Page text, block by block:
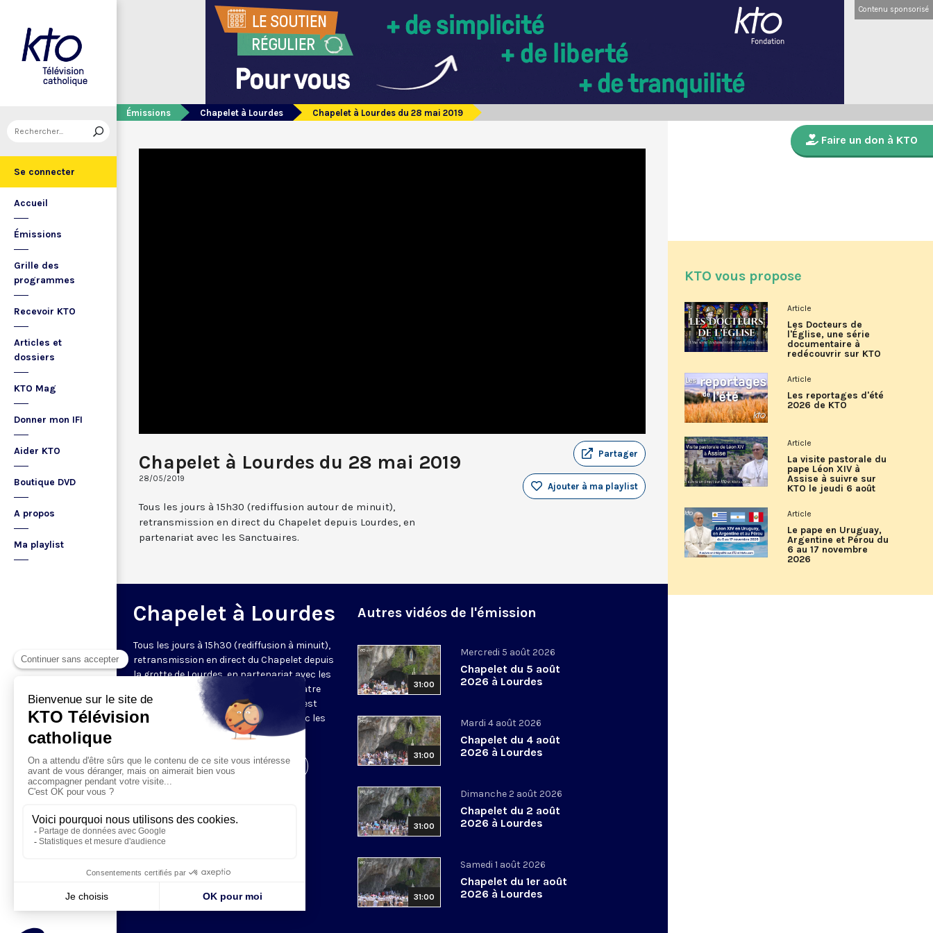
Se connecter
Accueil
Émissions
Grille des
programmes
Recevoir KTO
Articles et
dossiers
KTO Mag
Donner mon IFI
Aider KTO
Boutique DVD
A propos
Ma playlist
Contenu sponsorisé
Émissions Chapelet à Lourdes Chapelet à Lourdes du 28 mai 2019
Chapelet à Lourdes du 28 mai 2019
28/05/2019
Partager
Ajouter à ma playlist
Tous les jours à 15h30 (rediffusion autour de minuit),
retransmission en direct du Chapelet depuis Lourdes, en
partenariat avec les Sanctuaires.
Chapelet à Lourdes
Tous les jours à 15h30 (rediffusion à minuit),
retransmission en direct du Chapelet depuis
la grotte de Lourdes, en partenariat avec les
Sanctuaires. Chaque jour, l'une des quatre
méditations des mystères du Rosaire est
proposée en communion de prière avec les
Visiter la page de l'émission
Autres vidéos de l'émission
31:00
Mercredi 5 août 2026
Chapelet du 5 août
2026 à Lourdes
31:00
Mardi 4 août 2026
Chapelet du 4 août
2026 à Lourdes
31:00
Dimanche 2 août 2026
Chapelet du 2 août
2026 à Lourdes
31:00
Samedi 1 août 2026
Chapelet du 1er août
2026 à Lourdes
Faire un don à KTO
KTO vous propose
Article
Les Docteurs de
l'Église, une série
documentaire à
redécouvrir sur KTO
Article
Les reportages d'été
2026 de KTO
Article
La visite pastorale du
pape Léon XIV à
Assise à suivre sur
KTO le jeudi 6 août
Article
Le pape en Uruguay,
Argentine et Pérou du
6 au 17 novembre
2026